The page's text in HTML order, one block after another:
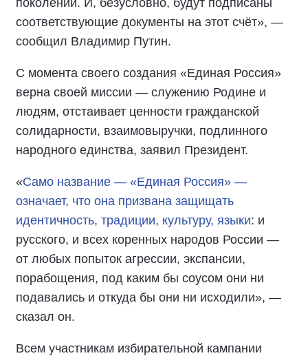
соответствующие документы на этот счёт», —
сообщил Владимир Путин.
С момента своего создания «Единая Россия»
верна своей миссии — служению Родине и
людям, отстаивает ценности гражданской
солидарности, взаимовыручки, подлинного
народного единства, заявил Президент.
«Само название — «Единая Россия» —
означает, что она призвана защищать
идентичность, традиции, культуру, языки: и
русского, и всех коренных народов России —
от любых попыток агрессии, экспансии,
порабощения, под каким бы соусом они ни
подавались и откуда бы они ни исходили», —
сказал он.
Всем участникам избирательной кампании